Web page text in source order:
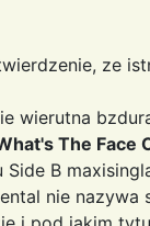
ze
wierutna
The Face
Side B
nie nazywa